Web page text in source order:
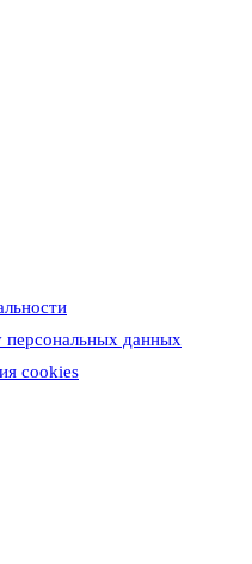
персональных данных
cookies